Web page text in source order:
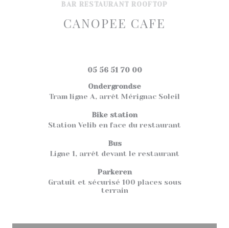
BAR RESTAURANT ROOFTOP
CANOPEE CAFE
05 56 51 70 00
Ondergrondse
Tram ligne A, arrêt Mérignac Soleil
Bike station
Station Velib en face du restaurant
Bus
Ligne 1, arrêt devant le restaurant
Parkeren
Gratuit et sécurisé 100 places sous
terrain